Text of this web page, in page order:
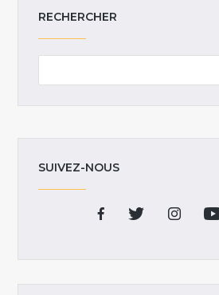
RECHERCHER
SUIVEZ-NOUS